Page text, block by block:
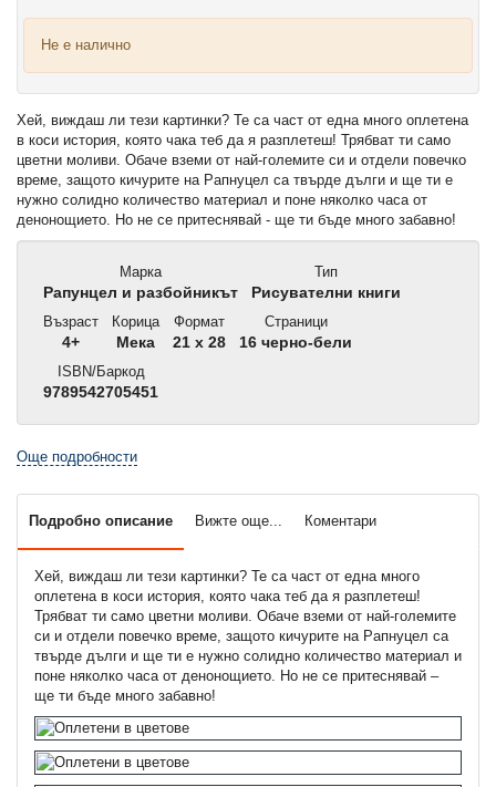
Не е налично
Хей, виждаш ли тези картинки? Те са част от една много оплетена
в коси история, която чака теб да я разплетеш! Трябват ти само
цветни моливи. Обаче вземи от най-големите си и отдели повечко
време, защото кичурите на Рапнуцел са твърде дълги и ще ти е
нужно солидно количество материал и поне няколко часа от
денонощието. Но не се притеснявай - ще ти бъде много забавно!
Марка
Рапунцел и разбойникът
Тип
Рисувателни книги
Възраст
4+
Корица
Мека
Формат
21 x 28
Страници
16 черно-бели
ISBN/Баркод
9789542705451
Още подробности
Подробно описание Вижте още... Коментари
Хей, виждаш ли тези картинки? Те са част от една много
оплетена в коси история, която чака теб да я разплетеш!
Трябват ти само цветни моливи. Обаче вземи от най-големите
си и отдели повечко време, защото кичурите на Рапнуцел са
твърде дълги и ще ти е нужно солидно количество материал и
поне няколко часа от денонощието. Но не се притеснявай –
ще ти бъде много забавно!